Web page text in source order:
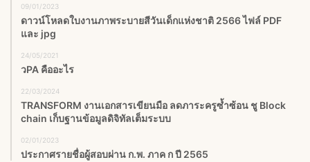
09/01/2023
ดาวน์โหลดใบงานภาพระบายสีวันเด็กแห่งชาติ 2566 ไฟล์ PDF
และ jpg
24/05/2021
วPA คืออะไร
22/03/2024
TRANSFORM งานเอกสารเขียนมือ ลดภาระครูซ้ำซ้อน ชู Block
chain เก็บฐานข้อมูลดิจิทัลเต็มระบบ
02/01/2023
ประกาศรายชื่อผู้สอบผ่าน ก.พ. ภาค ก ปี 2565